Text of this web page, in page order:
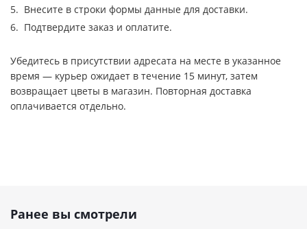
Внесите в строки формы данные для доставки.
Подтвердите заказ и оплатите.
Убедитесь в присутствии адресата на месте в указанное
время — курьер ожидает в течение 15 минут, затем
возвращает цветы в магазин. Повторная доставка
оплачивается отдельно.
Ранее вы смотрели